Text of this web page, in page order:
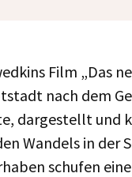
Film „Das
nach dem
dargestellt und
Wandels in der
schufen